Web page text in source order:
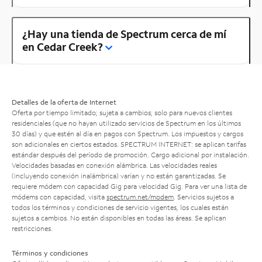
¿Hay una tienda de Spectrum cerca de mí
en Cedar Creek?
Detalles de la oferta de Internet
Oferta por tiempo limitado; sujeta a cambios; solo para nuevos clientes
residenciales (que no hayan utilizado servicios de Spectrum en los últimos
30 días) y que estén al día en pagos con Spectrum. Los impuestos y cargos
son adicionales en ciertos estados. SPECTRUM INTERNET: se aplican tarifas
estándar después del período de promoción. Cargo adicional por instalación.
Velocidades basadas en conexión alámbrica. Las velocidades reales
(incluyendo conexión inalámbrica) varían y no están garantizadas. Se
requiere módem con capacidad Gig para velocidad Gig. Para ver una lista de
módems con capacidad, visita spectrum.net/modem . Servicios sujetos a
todos los términos y condiciones de servicio vigentes, los cuales están
sujetos a cambios. No están disponibles en todas las áreas. Se aplican
restricciones.
Términos y condiciones